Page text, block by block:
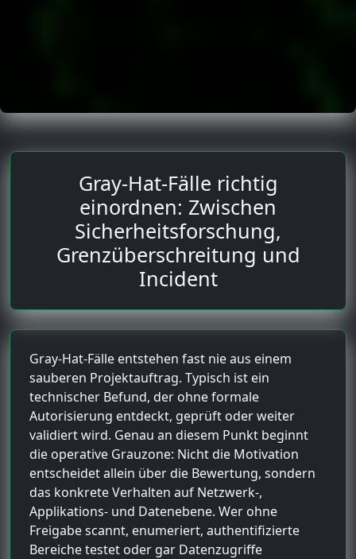
Gray-Hat-Fälle richtig
einordnen: Zwischen
Sicherheitsforschung,
Grenzüberschreitung und
Incident
Gray-Hat-Fälle entstehen fast nie aus einem
sauberen Projektauftrag. Typisch ist ein
technischer Befund, der ohne formale
Autorisierung entdeckt, geprüft oder weiter
validiert wird. Genau an diesem Punkt beginnt
die operative Grauzone: Nicht die Motivation
entscheidet allein über die Bewertung, sondern
das konkrete Verhalten auf Netzwerk-,
Applikations- und Datenebene. Wer ohne
Freigabe scannt, enumeriert, authentifizierte
Bereiche testet oder gar Datenzugriffe